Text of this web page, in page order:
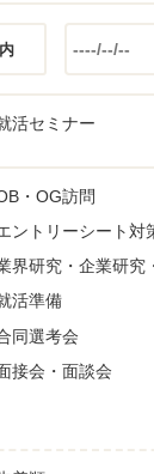
活セミナー
・OG訪問
ントリーシート対
界研究・企業研究
活準備
同選考会
接会・面談会